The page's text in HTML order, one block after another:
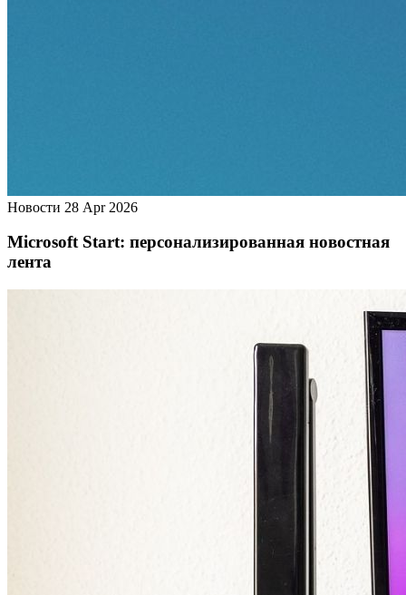
Новости 28 Apr 2026
Microsoft Start: персонализированная новостная
лента